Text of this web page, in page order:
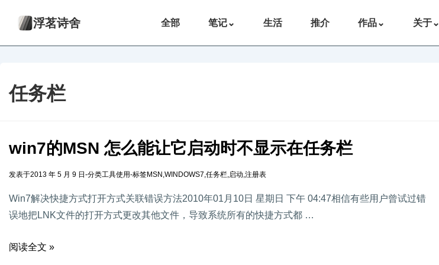
浮茗诗舍 全部 笔记⌄ 生活 推介 作品⌄ 关于⌄
任务栏
win7的MSN 怎么能让它启动时不显示在任务栏
发表于2013 年 5 月 9 日 -分类工具使用-标签MSN ,WINDOWS7,任务栏,启动,注册表
Win7解决快捷方式打开方式关联错误方法2010年01月10日 星期日 下午 04:47相信有些用户曾试过错
误地把LNK文件的打开方式更改其他文件，导致系统所有的快捷方式都 …
阅读全文 »